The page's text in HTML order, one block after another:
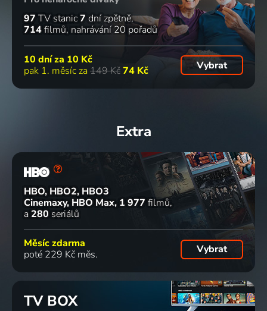
97 TV stanic7 dní zpětně
714filmů nahrávání 20 pořadů
10 dní za 10 Kč
pak 1. měsíc za 149 Kč74 Kč Vybrat
Extra
HBO, HBO2, HBO3
Cinemaxy, HBO Max 1 977 filmů
a 280 seriálů
Měsíc zdarma
poté 229 Kč měs.
Vybrat
TV BOX